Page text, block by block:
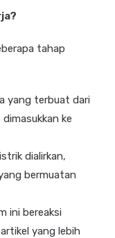
tahap
yang terbuat dari
ke
dialirkan,
bermuatan
ini bereaksi
yang lebih